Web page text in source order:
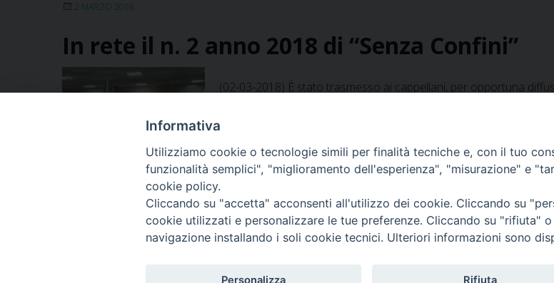
2 MARZO 2018
In rete il n. 2 anno 2018 di “Senza Confini”
(02-03-2018) È stato trasmesso ai cappellani, per opportuna
tomba del Patrono Giovanni XXIII, gli esercizi spirituali di Ariccia e
Pagina successiva »
Informativa
Utilizziamo cookie o tecnologie simili per finalità tecniche e, con il tuo
funzionalità semplici", "miglioramento dell'esperienza", "misurazione" e
cookie policy.
Cliccando su "accetta" acconsenti all'utilizzo dei cookie. Cliccando su
cookie utilizzati e personalizzare le tue preferenze. Cliccando su "rifiuta"
navigazione installando i soli cookie tecnici. Ulteriori informazioni sono
Personalizza Rifiuta